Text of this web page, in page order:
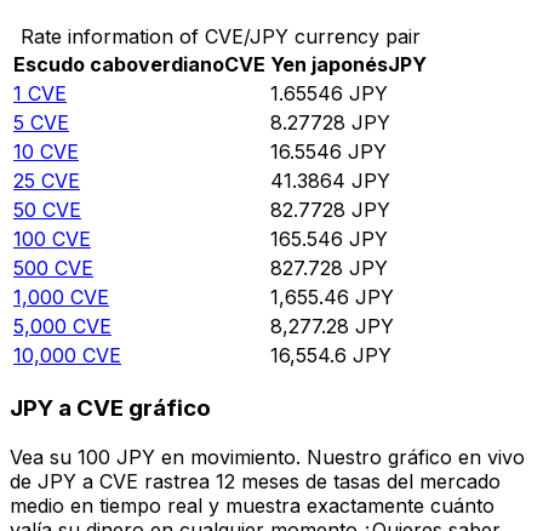
Rate information of CVE/JPY currency pair
Escudo caboverdianoCVE Yen japonésJPY
1 CVE 1.65546 JPY
5 CVE 8.27728 JPY
10 CVE 16.5546 JPY
25 CVE 41.3864 JPY
50 CVE 82.7728 JPY
100 CVE 165.546 JPY
500 CVE 827.728 JPY
1,000 CVE 1,655.46 JPY
5,000 CVE 8,277.28 JPY
10,000 CVE 16,554.6 JPY
JPY a CVE gráfico
Vea su 100 JPY en movimiento. Nuestro gráfico en vivo
de JPY a CVE rastrea 12 meses de tasas del mercado
medio en tiempo real y muestra exactamente cuánto